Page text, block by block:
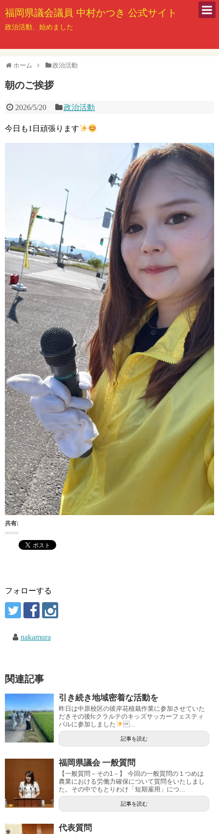
福岡県議会議員 中村かつき 公式サイト
政治活動、始めました
ホーム 政治活動
朝のご挨拶
2026/5/20 政治活動
今日も1日頑張ります
共有:
フォローする
nakamura
関連記事
引き続き地域密着な活動を
昨日は中原校区の彼岸花植栽作業に参加させていた
だきその後fcクラルテのキッズサッカーフェスティ
バルに参加しました
...
記事を読む
福岡県議会 一般質問
【一般質問－その1－】 今回の一般質問の１つめは
農業における労働力確保について質問をいたしまし
た。その中でもとりわけ「短期雇用」につ...
記事を読む
代表質問